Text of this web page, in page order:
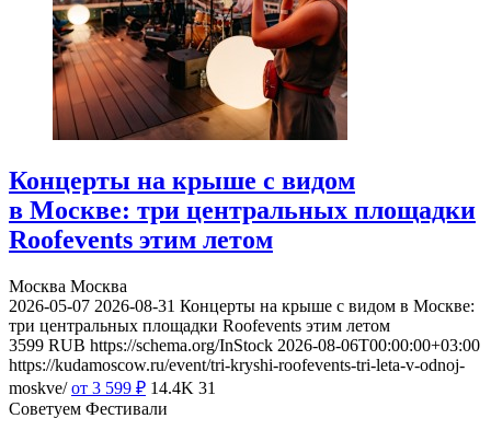
Концерты на крыше с видом
в Москве: три центральных площадки
Roofevents этим летом
Москва Москва
2026-05-07 2026-08-31 Концерты на крыше с видом в Москве:
три центральных площадки Roofevents этим летом
3599 RUB https://schema.org/InStock 2026-08-06T00:00:00+03:00
https://kudamoscow.ru/event/tri-kryshi-roofevents-tri-leta-v-odnoj-
moskve/ от 3 599 ₽ 14.4K 31
Советуем Фестивали